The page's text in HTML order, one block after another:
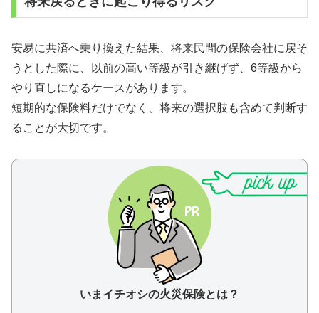
安易に共済へ乗り換えた結果、将来民間の保険会社に戻そ
うとした際に、以前の高い等級が引き継げず、6等級から
やり直しになるケースがあります。
短期的な保険料だけでなく、将来の選択肢も含めて判断す
ることが大切です。
いまイチオシの火災保険とは？